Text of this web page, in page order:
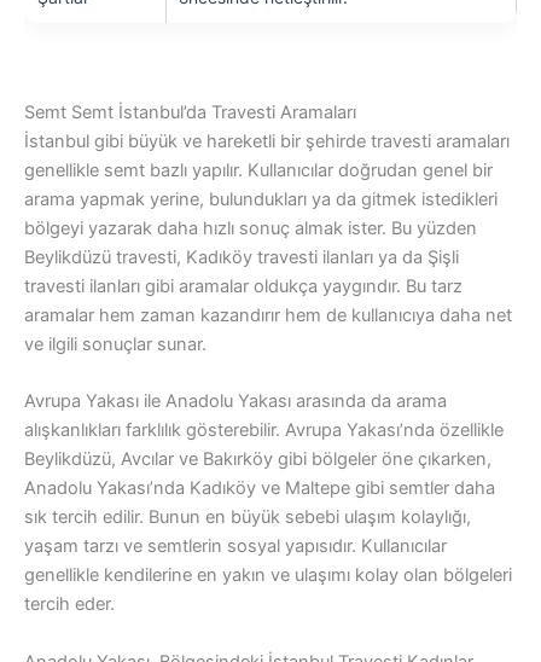
Semt Semt İstanbul’da Travesti Aramaları
İstanbul gibi büyük ve hareketli bir şehirde travesti aramaları
genellikle semt bazlı yapılır. Kullanıcılar doğrudan genel bir
arama yapmak yerine, bulundukları ya da gitmek istedikleri
bölgeyi yazarak daha hızlı sonuç almak ister. Bu yüzden
Beylikdüzü travesti, Kadıköy travesti ilanları ya da Şişli
travesti ilanları gibi aramalar oldukça yaygındır. Bu tarz
aramalar hem zaman kazandırır hem de kullanıcıya daha net
ve ilgili sonuçlar sunar.
Avrupa Yakası ile Anadolu Yakası arasında da arama
alışkanlıkları farklılık gösterebilir. Avrupa Yakası’nda özellikle
Beylikdüzü, Avcılar ve Bakırköy gibi bölgeler öne çıkarken,
Anadolu Yakası’nda Kadıköy ve Maltepe gibi semtler daha
sık tercih edilir. Bunun en büyük sebebi ulaşım kolaylığı,
yaşam tarzı ve semtlerin sosyal yapısıdır. Kullanıcılar
genellikle kendilerine en yakın ve ulaşımı kolay olan bölgeleri
tercih eder.